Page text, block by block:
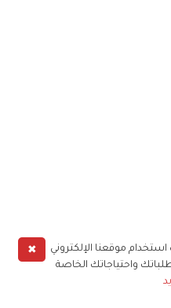
✖
موقعنا الإلكتروني
واحتياجاتك الخاصة